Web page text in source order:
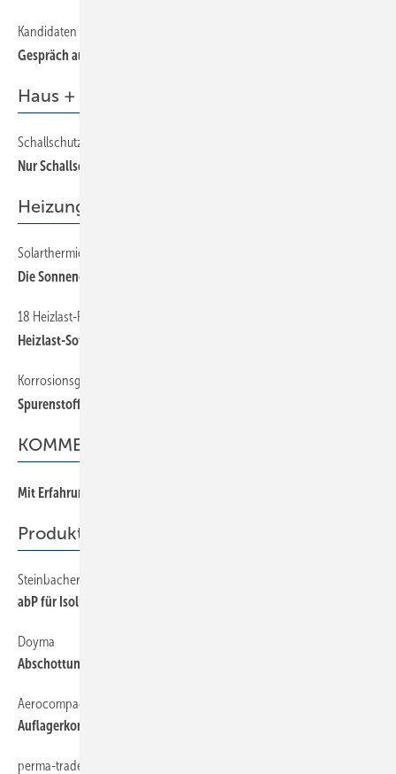
Kandidaten überzeugend begegnen
Gespräch auf Augenhöhe führen
Haus + Gebäudetechnik
Schallschutz bei Abwassersystemen
Nur Schallschutzprüfberichte nach DIN 4109 sind relevant
Heizung
Solarthermie und Flächenheizung
Die Sonnenenergie in der ­Fläche nutzen
18 Heizlast-Rechner im Vergleich
Heizlast-Software nach DIN EN 12 831
Korrosionsgefahr in Heizkreisläufen
Spurenstoffe unerwünscht
KOMMENTAR
Mit Erfahrung ins Jahr 2022
Produkte
Steinbacher
abP für Isolier- und Brandschutzschale
Doyma
Abschottung für gedämmte Decken
Aerocompact
Auflagerkonzept für PV-Anlagen
perma-trade